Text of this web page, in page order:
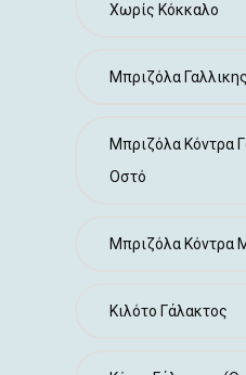
Χωρίς Κόκκαλο
Μπριζόλα
Μπριζόλα Κόντρα
Οστό
Μπριζόλα Κόντρα
Κιλότο Γάλακτος